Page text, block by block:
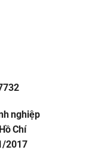
nghiệp
Chí
2017